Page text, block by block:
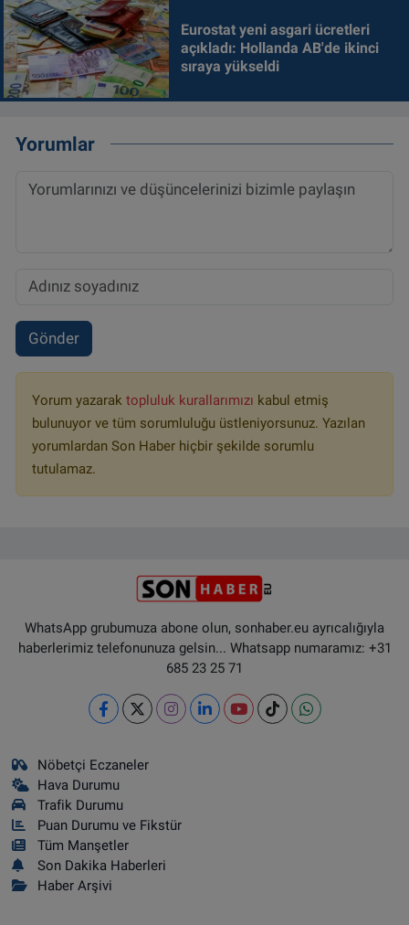
Eurostat yeni asgari ücretleri
açıkladı: Hollanda AB'de ikinci
sıraya yükseldi
Yorumlar
Gönder
Yorum yazarak topluluk kurallarımızı kabul etmiş
bulunuyor ve tüm sorumluluğu üstleniyorsunuz. Yazılan
yorumlardan Son Haber hiçbir şekilde sorumlu
tutulamaz.
WhatsApp grubumuza abone olun, sonhaber.eu ayrıcalığıyla
haberlerimiz telefonunuza gelsin... Whatsapp numaramız: +31
685 23 25 71
Nöbetçi Eczaneler
Hava Durumu
Trafik Durumu
Puan Durumu ve Fikstür
Tüm Manşetler
Son Dakika Haberleri
Haber Arşivi